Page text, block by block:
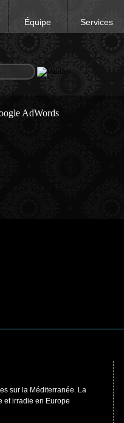
Équipe Services
sur la Méditerranée. La
et irradie en Europe